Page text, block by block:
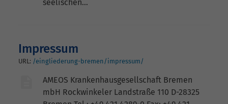
seelischen…
Impressum
URL: /eingliederung-bremen/impressum/
AMEOS Krankenhausgesellschaft Bremen
mbH Rockwinkeler Landstraße 110 D-28325